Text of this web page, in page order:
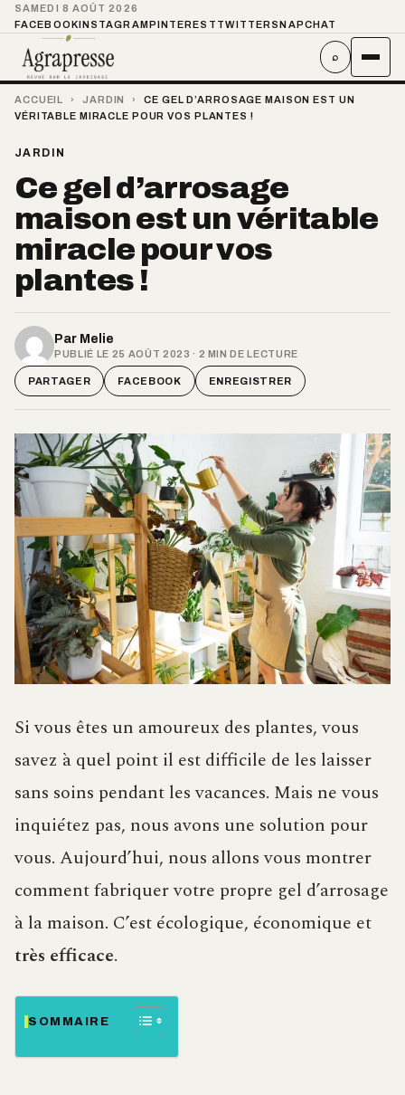
SAMEDI 8 AOÛT 2026
FACEBOOKINSTAGRAMPINTEREST TWITTER SNAPCHAT
⌕
ACCUEIL › JARDIN ›
CE GEL D’ARROSAGE MAISON EST UN
VÉRITABLE MIRACLE POUR VOS PLANTES !
JARDIN
Ce gel d’arrosage
maison est un véritable
miracle pour vos
plantes !
Par Melie
PUBLIÉ LE 25 AOÛT 2023 · 2 MIN DE LECTURE
PARTAGER FACEBOOK ENREGISTRER
Si vous êtes un amoureux des plantes, vous
savez à quel point il est difficile de les laisser
sans soins pendant les vacances. Mais ne vous
inquiétez pas, nous avons une solution pour
vous. Aujourd’hui, nous allons vous montrer
comment fabriquer votre propre gel d’arrosage
à la maison. C’est écologique, économique et
très efficace.
SOMMAIRE